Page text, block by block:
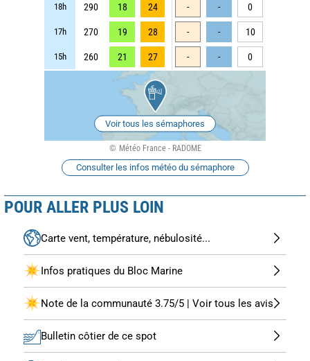
18h 290 18 24 - - 0
17h 270 19 28 - - 10
15h 260 21 27 - - 0
Voir tous les sémaphores
Météo France - RADOME
Consulter les infos météo du sémaphore
POUR ALLER PLUS LOIN
Carte vent, température, nébulosité...
Infos pratiques du Bloc Marine
Note de la communauté 3.75/5 | Voir tous les avis
Bulletin côtier de ce spot